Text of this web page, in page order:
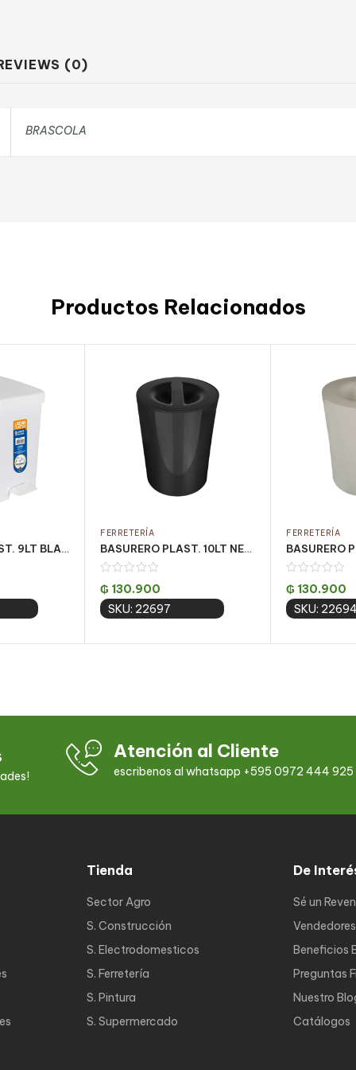
(0)
BRASCOLA
Productos Relacionados
BASURERO PLAST. 9LT BLANCO C/ PEDAL CJ C/ 4UN
FERRETERÍA
BASURERO PLAST. 10LT NEGRO PREMIUM VULCANO
₲ 130.900
SKU: 22697
Add to cart
FERRETERÍA
₲ 130.900
SKU: 22694
Atención al Cliente
escribenos al whatsapp +595 0972 444 925
Tienda
Sector Agro
S. Construcción
S. Electrodomesticos
S. Ferretería
S. Pintura
S. Supermercado
De
Sé un
Vendedores
Beneficios
Preguntas
Nuestro
Catálogos